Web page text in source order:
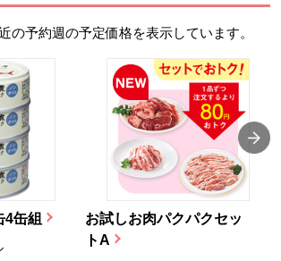
の予約週の予定価格を表示しています。
4缶組
お試しお肉パクパクセッ
トA